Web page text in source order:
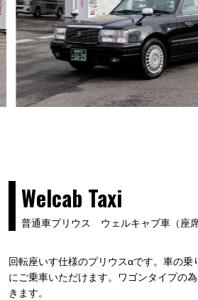
Welcab Taxi
普通車プリウス ウェルキャブ車（座席
回転座いす仕様のプリウスαです。車の乗
にご乗車いただけます。ワゴンタイプの
きます。